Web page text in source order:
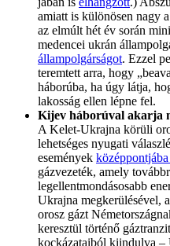
amiatt is különösen nagy
az elmúlt hét év során
medencei ukrán
állampolgárságot. Ezzel
teremtett arra, hogy
háborúba, ha úgy látja,
lakosság ellen lépne fel.
Kijev háborúval akarja
A Kelet-Ukrajna körüli
lehetséges nyugati
események
gázvezeték, amely
legellentmondásosabb
Ukrajna megkerülésével,
orosz gázt
keresztül történő
kockázataiból kiindulva –